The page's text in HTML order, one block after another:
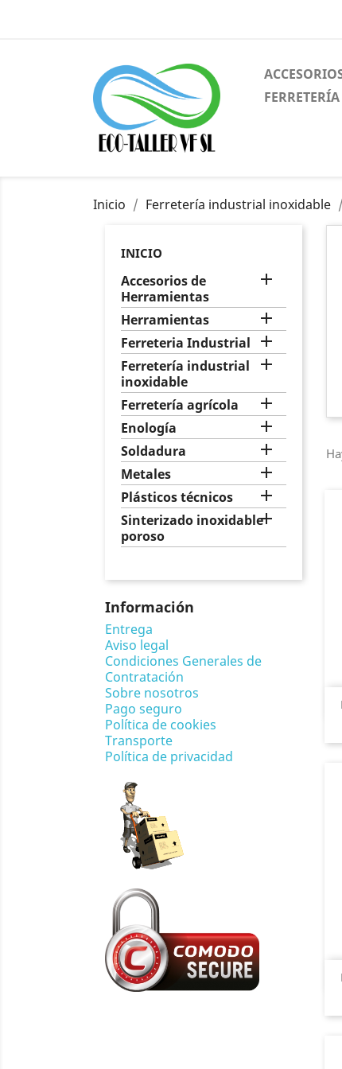
Inicio Ferretería industrial inoxidable
INICIO
Accesorios de
Herramientas

Herramientas 
Ferreteria Industrial 
Ferretería industrial
inoxidable

Ferretería agrícola 
Enología 
Soldadura 
Metales 
Plásticos técnicos 
Sinterizado inoxidable
poroso

Información
Entrega
Aviso legal
Condiciones Generales de
Contratación
Sobre nosotros
Pago seguro
Política de cookies
Transporte
Política de privacidad